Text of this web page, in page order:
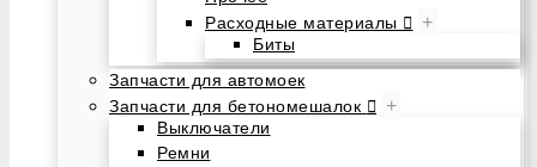
Расходные материалы
+
Биты
Запчасти для автомоек
Запчасти для бетономешалок
+
Выключатели
Ремни